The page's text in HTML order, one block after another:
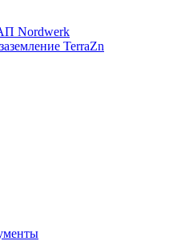
Nordwerk
TerraZn